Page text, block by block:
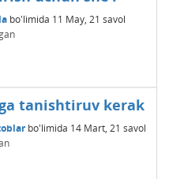
bo'limida 11 May, 21 savol
tanishtiruv kerak
bo'limida 14 Mart, 21 savol